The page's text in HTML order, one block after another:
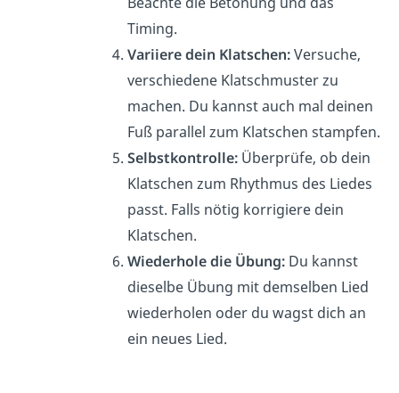
Timing.
Variiere dein Klatschen:Versuche,
verschiedene Klatschmuster zu
machen. Du kannst auch mal deinen
Fuß parallel zum Klatschen stampfen.
Selbstkontrolle: Überprüfe, ob dein
Klatschen zum Rhythmus des Liedes
passt. Falls nötig korrigiere dein
Klatschen.
Wiederhole die Übung: Du kannst
dieselbe Übung mit demselben Lied
wiederholen oder du wagst dich an
ein neues Lied.